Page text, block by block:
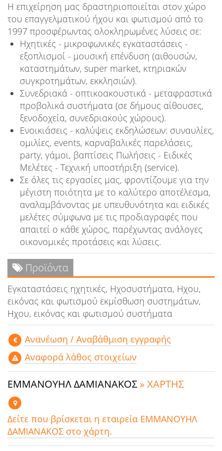
Η επιχείρηση μας δραστηριοποιείται στον χώρο
του επαγγελματικού ήχου και φωτισμού από το
1997 προσφέρωντας ολοκληρωμένες λύσεις σε:
Ηχητικές - μικροφωνικές εγκαταστάσεις -
εξοπλισμοί - μουσική επένδυση (αιθουσών,
καταστημάτων, super market, κτηριακών
συγκροτημάτων, εκκλησιών).
Συνεδριακά - οπτικοακουστικά - μεταφραστικά
προβολικά συστήματα (σε δήμους αίθουσες,
ξενοδοχεία, συνεδριακούς χώρους).
Ενοικιάσεις - καλύψεις εκδηλώσεων: συναυλίες,
ομιλίες, events, καρναβαλικές παρελάσεις,
party, γάμοι, βαπτίσεις Πωλήσεις - Ειδικές
Μελέτες - Τεχνική υποστήριξη (service).
Σε όλες τις εργασίες μας, φροντίζουμε για την
μέγιστη ποιότητα με το καλύτερο αποτέλεσμα,
αναλαμβάνοντας με υπευθυνότητα και ειδικές
μελέτες σύμφωνα με τις προδιαγραφές που
απαιτεί ο κάθε χώρος, παρέχωντας ανάλογες
οικονομικές προτάσεις και λύσεις.
Προϊόντα
Εγκαταστάσεις ηχητικές, Ηχοσυστήματα, Ηχου,
εικόνας και φωτισμού εκμίσθωση συστημάτων,
Ηχου, εικόνας και φωτισμού συστήματα
Aνανέωση / Αναβάθμιση εγγραφής
Αναφορά λάθος στοιχείων
ΕΜΜΑΝΟΥΗΛ ΔΑΜΙΑΝΑΚΟΣ » ΧΑΡΤΗΣ
Δείτε που βρίσκεται η εταιρεία ΕΜΜΑΝΟΥΗΛ
ΔΑΜΙΑΝΑΚΟΣ στο χάρτη.